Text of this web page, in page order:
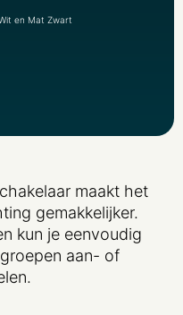
en Mat Zwart
maakt het
gemakkelijker.
kun je eenvoudig
aan- of